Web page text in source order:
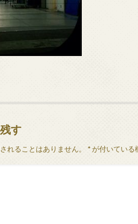
す
れることはありません。 *が付いている